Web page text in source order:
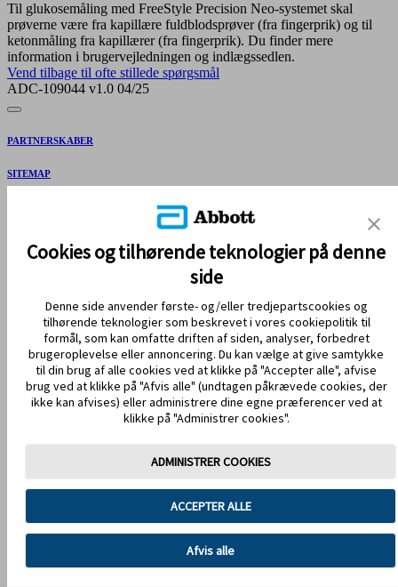
Til glukosemåling med FreeStyle Precision Neo-systemet skal
prøverne være fra kapillære fuldblodsprøver (fra fingerprik) og til
ketonmåling fra kapillærer (fra fingerprik). Du finder mere
information i brugervejledningen og indlægssedlen.
Vend tilbage til ofte stillede spørgsmål
ADC-109044 v1.0 04/25
PARTNERSKABER
SITEMAP
REFERENCER & ANSVARSFRASKRIVELSE
HOLD DIG OPDATERET
Anvendelsesvilkår
Cookiepolitik
Cookie-præferencer
Cookies og tilhørende teknologier på denne
side
Denne side anvender første- og/eller tredjepartscookies og
tilhørende teknologier som beskrevet i vores cookiepolitik til
formål, som kan omfatte driften af siden, analyser, forbedret
brugeroplevelse eller annoncering. Du kan vælge at give samtykke
til din brug af alle cookies ved at klikke på "Accepter alle", afvise
brug ved at klikke på "Afvis alle" (undtagen påkrævede cookies, der
ikke kan afvises) eller administrere dine egne præferencer ved at
klikke på "Administrer cookies".
ADMINISTRER COOKIES
ACCEPTER ALLE
Afvis alle